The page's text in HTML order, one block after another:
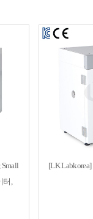
Small
터,
[LK